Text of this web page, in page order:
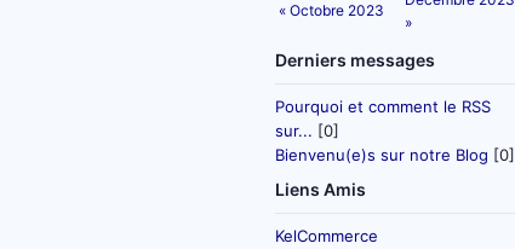
« Octobre 2023
»
Derniers messages
Pourquoi et comment le RSS
sur... [0]
Bienvenu(e)s sur notre Blog [0]
Liens Amis
KelCommerce